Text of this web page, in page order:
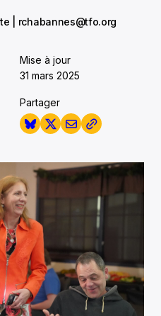
| rchabannes@tfo.org
Mise à jour
31 mars 2025
Partager